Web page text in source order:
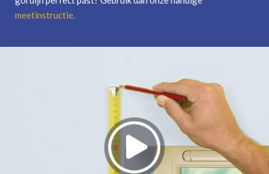
meetinstructie.